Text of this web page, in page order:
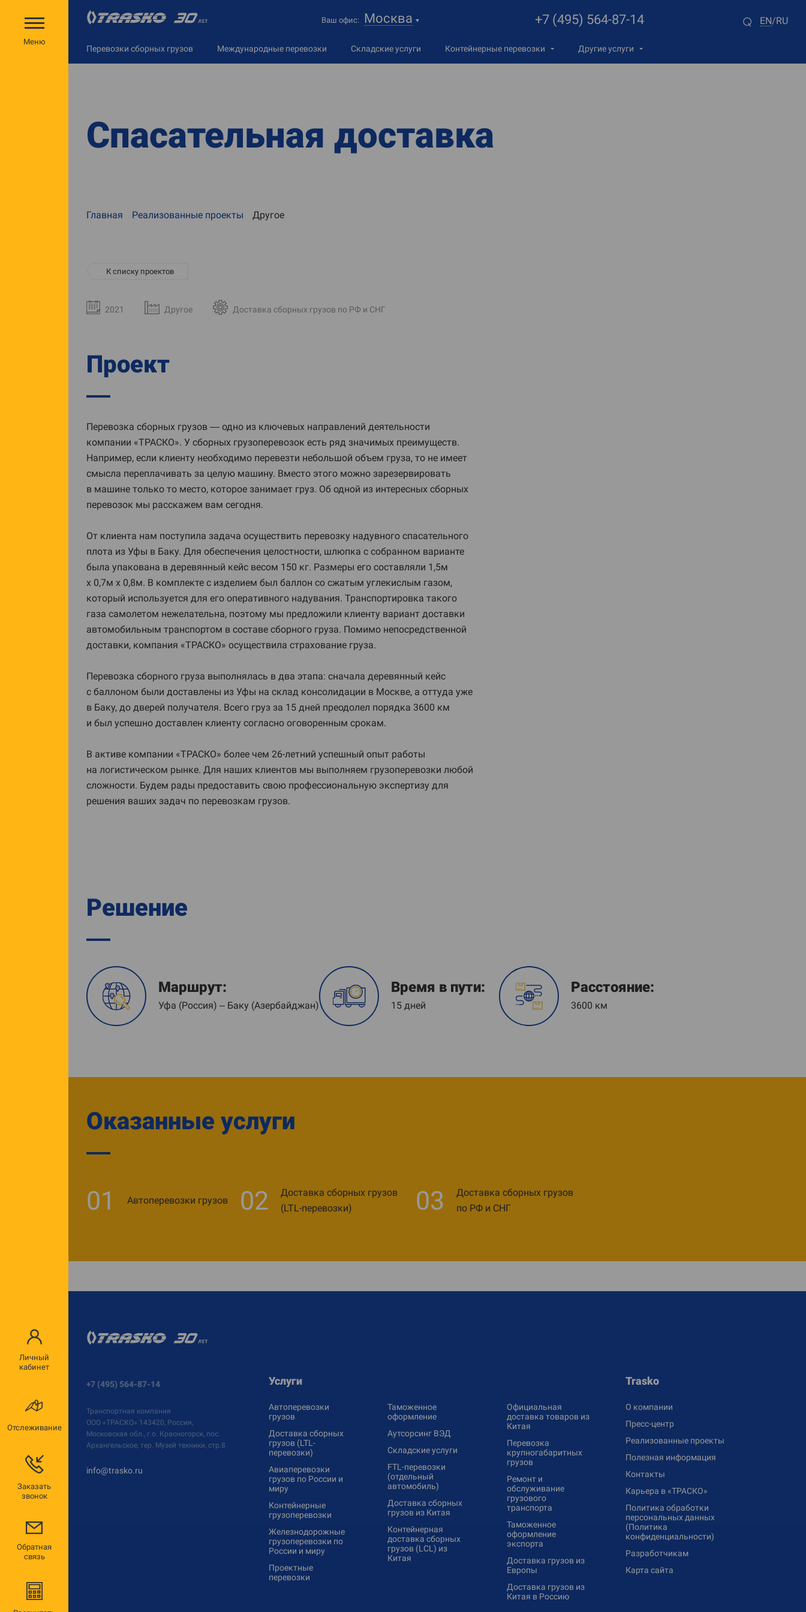
Меню
Личный
кабинет
Отслеживание
Заказать
звонок
Обратная
связь
Ваш офис: Москва +7 (495) 564-87-14 EN/RU
Перевозки сборных грузов Международные перевозки Складские услуги Контейнерные перевозки Другие услуги
Спасательная доставка
Главная Реализованные проекты Другое
К списку проектов
2021 Другое Доставка сборных грузов по РФ и СНГ
Проект
Перевозка сборных грузов — одно из ключевых направлений деятельности
компании «ТРАСКО». У сборных грузоперевозок есть ряд значимых преимуществ.
Например, если клиенту необходимо перевезти небольшой объем груза, то не имеет
смысла переплачивать за целую машину. Вместо этого можно зарезервировать
в машине только то место, которое занимает груз. Об одной из интересных сборных
перевозок мы расскажем вам сегодня.
От клиента нам поступила задача осуществить перевозку надувного спасательного
плота из Уфы в Баку. Для обеспечения целостности, шлюпка с собранном варианте
была упакована в деревянный кейс весом 150 кг. Размеры его составляли 1,5м
х 0,7м х 0,8м. В комплекте с изделием был баллон со сжатым углекислым газом,
который используется для его оперативного надувания. Транспортировка такого
газа самолетом нежелательна, поэтому мы предложили клиенту вариант доставки
автомобильным транспортом в составе сборного груза. Помимо непосредственной
доставки, компания «ТРАСКО» осуществила страхование груза.
Перевозка сборного груза выполнялась в два этапа: сначала деревянный кейс
с баллоном были доставлены из Уфы на склад консолидации в Москве, а оттуда уже
в Баку, до дверей получателя. Всего груз за 15 дней преодолел порядка 3600 км
и был успешно доставлен клиенту согласно оговоренным срокам.
В активе компании «ТРАСКО» более чем 26-летний успешный опыт работы
на логистическом рынке. Для наших клиентов мы выполняем грузоперевозки любой
сложности. Будем рады предоставить свою профессиональную экспертизу для
решения ваших задач по перевозкам грузов.
Решение
Маршрут:
Уфа (Россия) – Баку (Азербайджан)
Время в пути:
15 дней
Расстояние:
3600 км
Оказанные услуги
01 Автоперевозки грузов 02
Доставка сборных грузов
(LTL-перевозки)
03
Доставка сборных грузов
по РФ и СНГ
+7 (495) 564-87-14
Транспортная компания
ООО «ТРАСКО» 143420, Россия,
Московская обл., г.о. Красногорск, пос.
Архангельское, тер. Музей техники, стр.8
info@trasko.ru
Услуги
Автоперевозки
грузов
Доставка сборных
грузов (LTL-
перевозки)
Авиаперевозки
грузов по России и
миру
Контейнерные
грузоперевозки
Железнодорожные
грузоперевозки по
России и миру
Проектные
перевозки
Таможенное
оформление
Аутсорсинг ВЭД
Складские услуги
FTL-перевозки
(отдельный
автомобиль)
Доставка сборных
грузов из Китая
Контейнерная
доставка сборных
грузов (LCL) из
Китая
Официальная
доставка товаров из
Китая
Перевозка
крупногабаритных
грузов
Ремонт и
обслуживание
грузового
транспорта
Таможенное
оформление
экспорта
Доставка грузов из
Европы
Доставка грузов из
Китая в Россию
Trasko
О компании
Пресс-центр
Реализованные проекты
Полезная информация
Контакты
Карьера в «ТРАСКО»
Политика обработки
персональных данных
(Политика
конфиденциальности)
Разработчикам
Карта сайта